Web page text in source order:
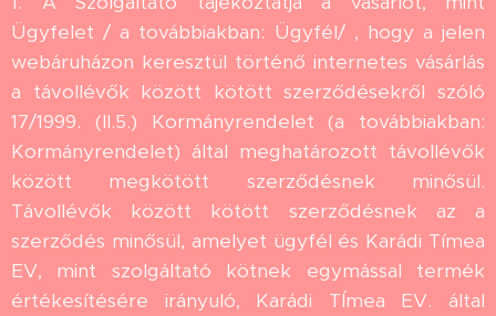
Ügyfelet / a továbbiakban: Ügyfél/ , hogy a jelen
webáruházon keresztül történő internetes vásárlás
a távollévők között kötött szerződésekről szóló
17/1999. (II.5.) Kormányrendelet (a továbbiakban:
Kormányrendelet) által meghatározott távollévők
között megkötött szerződésnek minősül.
Távollévők között kötött szerződésnek az a
szerződés minősül, amelyet ügyfél és Karádi Tímea
EV, mint szolgáltató kötnek egymással termék
értékesítésére irányuló, Karádi TÍmea EV. által